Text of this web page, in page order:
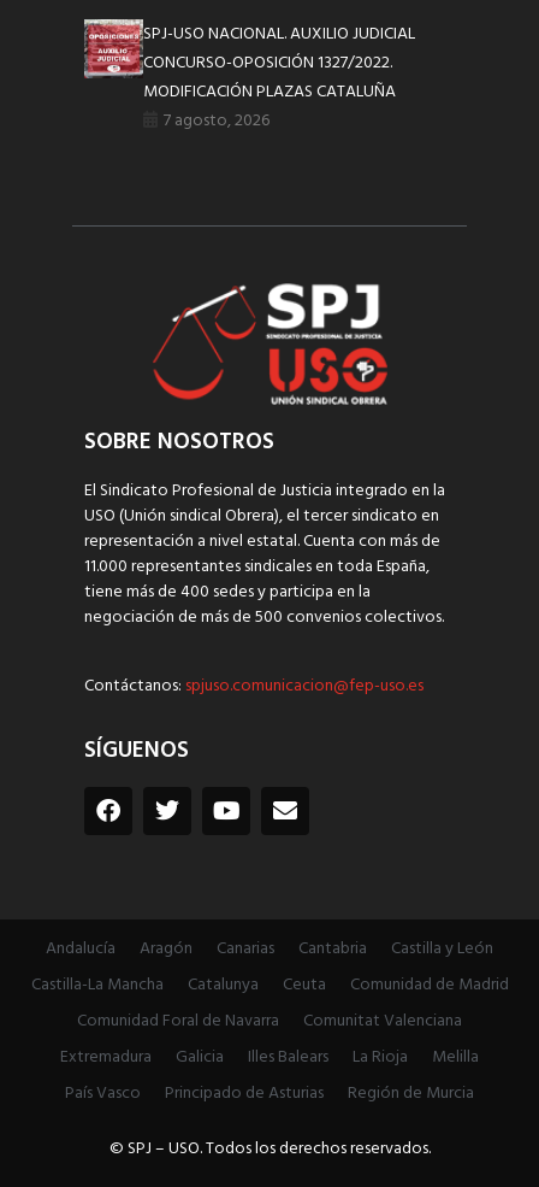
SPJ-USO NACIONAL. AUXILIO JUDICIAL
CONCURSO-OPOSICIÓN 1327/2022.
MODIFICACIÓN PLAZAS CATALUÑA
7 agosto, 2026
SOBRE NOSOTROS
El Sindicato Profesional de Justicia integrado en la
USO (Unión sindical Obrera), el tercer sindicato en
representación a nivel estatal. Cuenta con más de
11.000 representantes sindicales en toda España,
tiene más de 400 sedes y participa en la
negociación de más de 500 convenios colectivos.
Contáctanos: spjuso.comunicacion@fep-uso.es
SÍGUENOS
Andalucía Aragón Canarias Cantabria
Castilla y León
Castilla-La Mancha
Catalunya Ceuta
Comunidad de Madrid
Comunidad Foral de Navarra
Comunitat Valenciana
Extremadura
Galicia Illes Balears La Rioja
Melilla
País Vasco
Principado de Asturias
Región de Murcia
© SPJ – USO. Todos los derechos reservados.